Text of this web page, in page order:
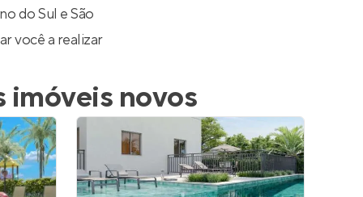
do Sul e São
você a realizar
imóveis novos